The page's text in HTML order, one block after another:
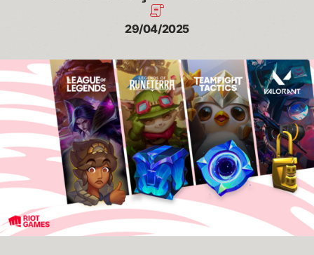
29/04/2025